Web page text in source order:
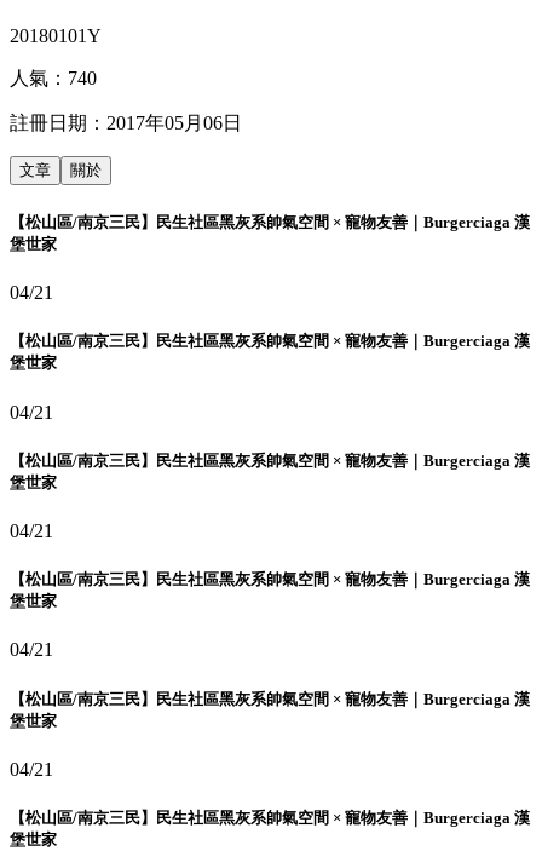
20180101Y
人氣： 740
註冊日期： 2017年05月06日
文章 關於
【松山區/南京三民】民生社區黑灰系帥氣空間 × 寵物友善｜Burgerciaga 漢
堡世家
04/21
【松山區/南京三民】民生社區黑灰系帥氣空間 × 寵物友善｜Burgerciaga 漢
堡世家
04/21
【松山區/南京三民】民生社區黑灰系帥氣空間 × 寵物友善｜Burgerciaga 漢
堡世家
04/21
【松山區/南京三民】民生社區黑灰系帥氣空間 × 寵物友善｜Burgerciaga 漢
堡世家
04/21
【松山區/南京三民】民生社區黑灰系帥氣空間 × 寵物友善｜Burgerciaga 漢
堡世家
04/21
【松山區/南京三民】民生社區黑灰系帥氣空間 × 寵物友善｜Burgerciaga 漢
堡世家